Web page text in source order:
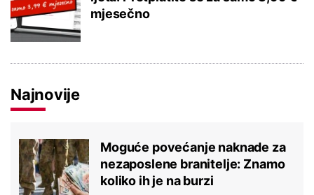
mjesečno
Najnovije
Moguće povećanje naknade za
nezaposlene branitelje: Znamo
koliko ih je na burzi